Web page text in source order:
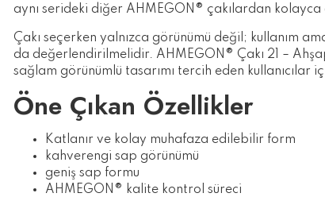
aynı serideki diğer AHMEGON® çakılardan kolayca
Çakı seçerken yalnızca görünümü değil; kullanım
da değerlendirilmelidir. AHMEGON® Çakı 21 –
sağlam görünümlü tasarımı tercih eden kullanıcılar
Öne Çıkan Özellikler
Katlanır ve kolay muhafaza edilebilir form
kahverengi sap görünümü
geniş sap formu
AHMEGON® kalite kontrol süreci